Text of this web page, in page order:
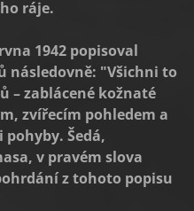
ráje.
1942 popisoval
následovně: "Všichni to
– zablácené kožnaté
zvířecím pohledem a
Šedá,
v pravém slova
z tohoto popisu